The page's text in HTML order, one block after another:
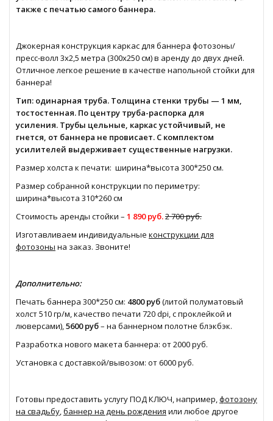
также с печатью самого баннера.
Джокерная конструкция каркас для баннера фотозоны/
пресс-волл 3x2,5 метра (300x250 см) в аренду до двух дней.
Отличное легкое решение в качестве напольной стойки для
баннера!
Тип: одинарная труба. Толщина стенки трубы — 1 мм,
тостостенная. По центру труба-распорка для
усиления. Трубы цельные, каркас устойчивый, не
гнется, от баннера не провисает. С комплектом
усилителей выдерживает существенные нагрузки.
Размер холста к печати: ширина*высота 300*250 см.
Размер собранной конструкции по периметру:
ширина*высота 310*260 см
Стоимость аренды стойки – 1 890 руб.2 700 руб.
Изготавливаем индивидуальные конструкции для
фотозоны на заказ. Звоните!
Дополнительно:
Печать баннера 300*250 см: 4800 руб(литой полуматовый
холст 510 гр/м, качество печати 720 dpi, с проклейкой и
люверсами),5600 руб– на баннерном полотне блэкбэк.
Разработка нового макета баннера: от 2000 руб.
Установка с доставкой/вывозом: от 6000 руб.
Готовы предоставить услугу ПОД КЛЮЧ, например,фотозону
на свадьбу,баннер на день рождения или любое другое